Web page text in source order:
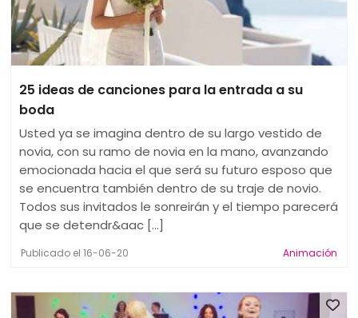
25 ideas de canciones para la entrada a su
boda
Usted ya se imagina dentro de su largo vestido de
novia, con su ramo de novia en la mano, avanzando
emocionada hacia el que será su futuro esposo que
se encuentra también dentro de su traje de novio.
Todos sus invitados le sonreirán y el tiempo parecerá
que se detendr&aac [...]
Publicado el 16-06-20 Animación